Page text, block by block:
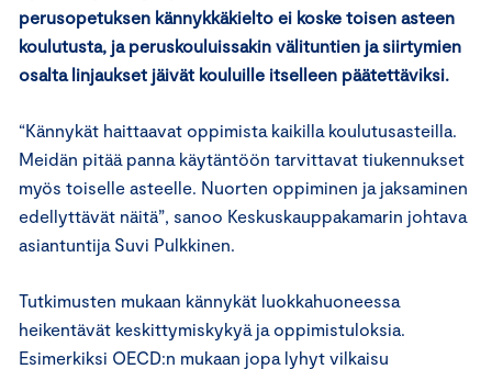
perusopetuksen kännykkäkielto ei koske toisen asteen
koulutusta, ja peruskouluissakin välituntien ja siirtymien
osalta linjaukset jäivät kouluille itselleen päätettäviksi.
“Kännykät haittaavat oppimista kaikilla koulutusasteilla.
Meidän pitää panna käytäntöön tarvittavat tiukennukset
myös toiselle asteelle. Nuorten oppiminen ja jaksaminen
edellyttävät näitä”, sanoo Keskuskauppakamarin johtava
asiantuntija Suvi Pulkkinen.
Tutkimusten mukaan kännykät luokkahuoneessa
heikentävät keskittymiskykyä ja oppimistuloksia.
Esimerkiksi OECD:n mukaan jopa lyhyt vilkaisu